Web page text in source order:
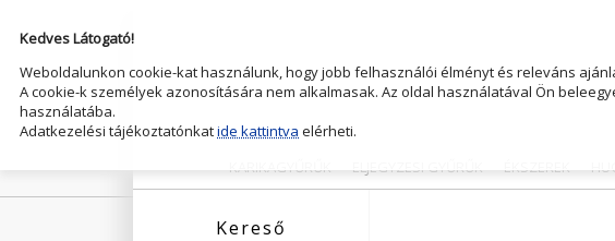
KARIKAGYŰRŰK ELJEGYZESI GYŰRŰK ÉKSZEREK
Kereső
Kedves Látogató!
Weboldalunkon cookie-kat használunk, hogy jobb felhasználói élményt és releváns
A cookie-k személyek azonosítására nem alkalmasak. Az oldal használatával Ön
használatába.
Adatkezelési tájékoztatónkatide kattintva elérheti.